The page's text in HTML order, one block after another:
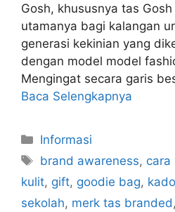
Gosh, khususnya tas
utamanya bagi kalangan
generasi kekinian yang
dengan model model
Mengingat secara garis
Baca Selengkapnya
Kategori
Informasi
Tag
brand awareness, cara
kulit, gift, goodie bag,
sekolah, merk tas branded ,